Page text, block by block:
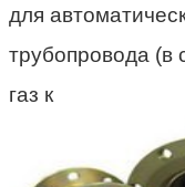
для
трубопровода (в
газ к